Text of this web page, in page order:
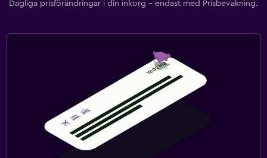
Dagliga prisförändringar i din inkorg – endast med Prisbevakning.